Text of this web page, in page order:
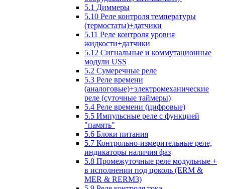
5.1 Диммеры
5.10 Реле контроля температуры
(термостаты)+датчики
5.11 Реле контроля уровня
жидкости+датчики
5.12 Сигнальные и коммутационные
модули USS
5.2 Сумеречные реле
5.3 Реле времени
(аналоговые)+электромеханические
реле (суточные таймеры)
5.4 Реле времени (цифровые)
5.5 Импульсные реле с функцией
"память"
5.6 Блоки питания
5.7 Контрольно-измерительные реле,
индикаторы наличия фаз
5.8 Промежуточные реле модульные +
в исполнении под цоколь (ERM &
MER & RERM3)